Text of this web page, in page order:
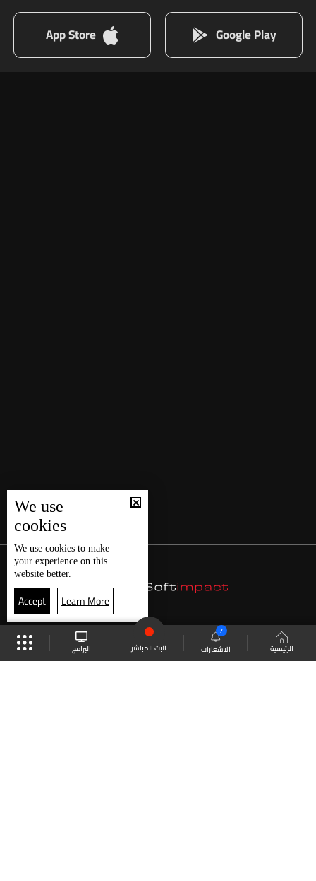
الرئيسية الاشعارات
7
البث المباشر البرامج
Google Play
App Store
We use
cookies
We use cookies to make
your experience on this
website better.
Accept Learn More
موقع البرامج الجدول البث المباشر